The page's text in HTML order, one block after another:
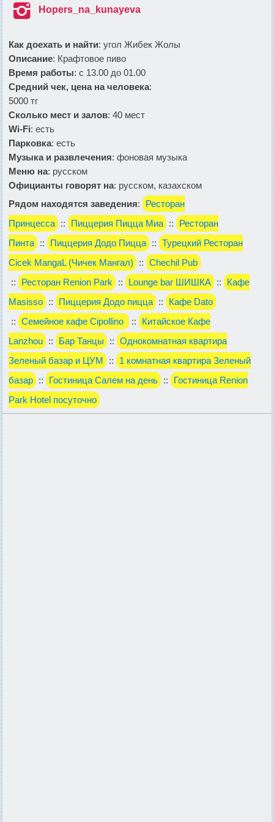
 Hopers_na_kunayeva
Как доехать и найти: угол Жибек Жолы
Описание: Крафтовое пиво
Время работы: с 13.00 до 01.00
Средний чек, цена на человека:
5000 тг
Сколько мест и залов: 40 мест
Wi-Fi: есть
Парковка: есть
Музыка и развлечения: фоновая музыка
Меню на: русском
Официанты говорят на: русском, казахском
Рядом находятся заведения:
Ресторан
Принцесса :: Пиццерия Пицца Миа ::
Ресторан
Пинта :: Пиццерия Додо Пицца :: Турецкий Ресторан
Cicek MangaL (Чичек Мангал)
:: Chechil Pub
::
Ресторан Renion Park :: Lounge bar ШИШКА ::
Кафе
Masisso :: Пиццерия Додо пицца ::
Кафе Dato
:: Семейное кафе Cipollino ::
Китайское Кафе
Lanzhou :: Бар Танцы :: Однокомнатная квартира
Зеленый базар и ЦУМ
::
1 комнатная квартира Зеленый
базар :: Гостиница Салем на день ::
Гостиница Renion
Park Hotel посуточно